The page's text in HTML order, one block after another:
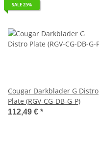
SALE 25%
Cougar Darkblader G Distro
Plate (RGV-CG-DB-G-P)
112,49 € *